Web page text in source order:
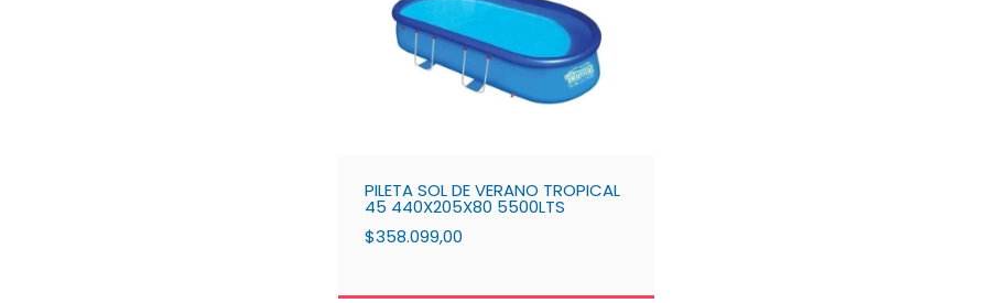
PILETA SOL DE VERANO TROPICAL
45 440X205X80 5500LTS
$358.099,00